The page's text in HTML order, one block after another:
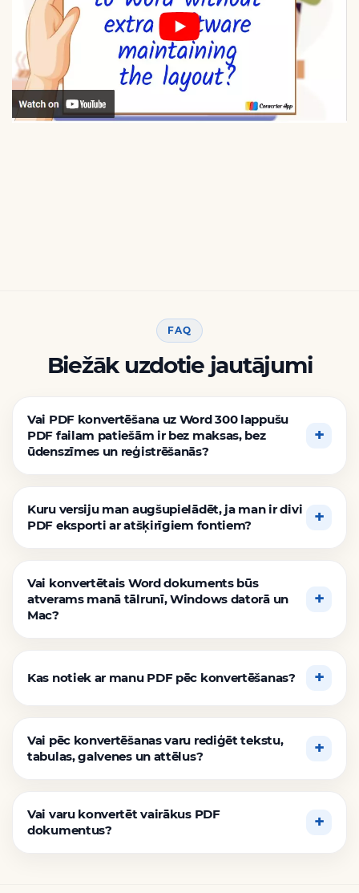
FAQ
Biežāk uzdotie jautājumi
Vai PDF konvertēšana uz Word 300 lappušu
PDF failam patiešām ir bez maksas, bez
ūdenszīmes un reģistrēšanās?
Kuru versiju man augšupielādēt, ja man ir divi
PDF eksporti ar atšķirīgiem fontiem?
Vai konvertētais Word dokuments būs
atverams manā tālrunī, Windows datorā un
Mac?
Kas notiek ar manu PDF pēc konvertēšanas?
Vai pēc konvertēšanas varu rediģēt tekstu,
tabulas, galvenes un attēlus?
Vai varu konvertēt vairākus PDF
dokumentus?